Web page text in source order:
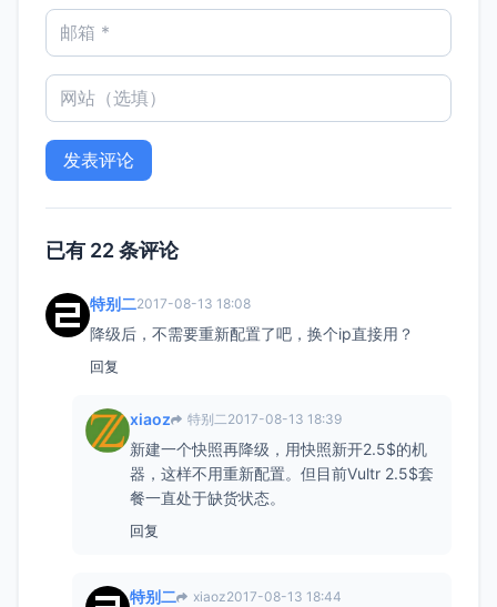
已有 22 条评论
特别二2017-08-13 18:08
降级后，不需要重新配置了吧，换个ip直接用？
回复
xiaoz 特别二 2017-08-13 18:39
新建一个快照再降级，用快照新开2.5$的机
器，这样不用重新配置。但目前Vultr 2.5$套
餐一直处于缺货状态。
回复
特别二 xiaoz2017-08-13 18:44